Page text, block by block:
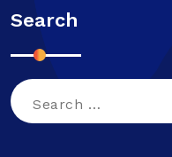
Search
Search